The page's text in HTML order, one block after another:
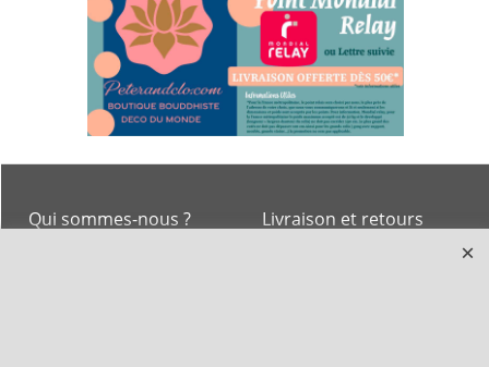
Livraison et retours
Qui sommes-nous ?